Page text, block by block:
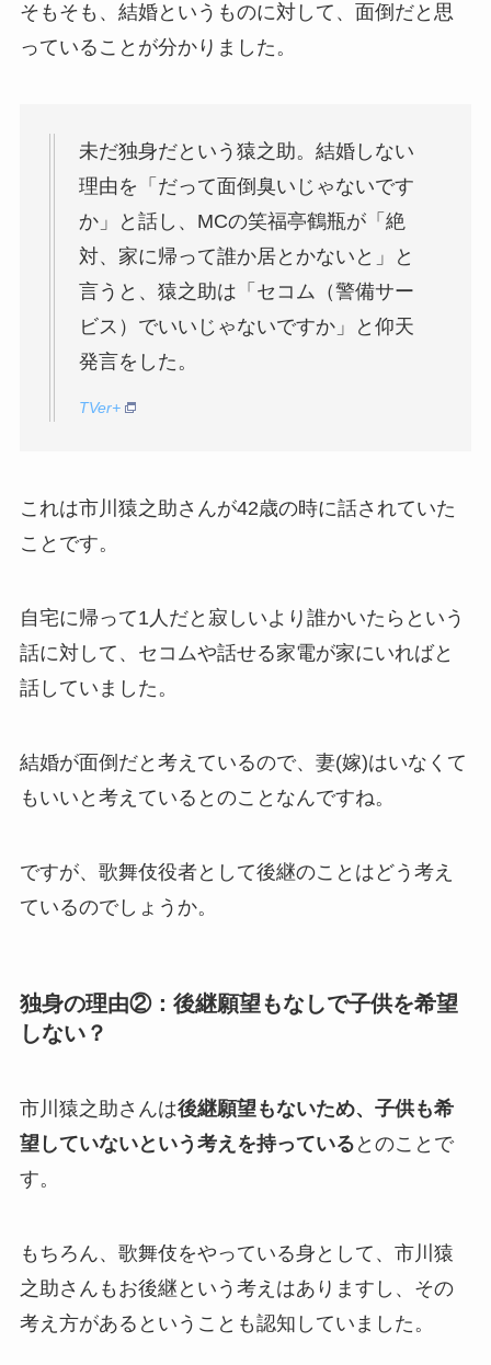
そもそも、結婚というものに対して、面倒だと思
っていることが分かりました。
未だ独身だという猿之助。結婚しない
理由を「だって面倒臭いじゃないです
か」と話し、MCの笑福亭鶴瓶が「絶
対、家に帰って誰か居とかないと」と
言うと、猿之助は「セコム（警備サー
ビス）でいいじゃないですか」と仰天
発言をした。
TVer+
これは市川猿之助さんが42歳の時に話されていた
ことです。
自宅に帰って1人だと寂しいより誰かいたらという
話に対して、セコムや話せる家電が家にいればと
話していました。
結婚が面倒だと考えているので、妻(嫁)はいなくて
もいいと考えているとのことなんですね。
ですが、歌舞伎役者として後継のことはどう考え
ているのでしょうか。
独身の理由②：後継願望もなしで子供を希望
しない？
市川猿之助さんは後継願望もないため、子供も希
望していないという考えを持っている とのことで
す。
もちろん、歌舞伎をやっている身として、市川猿
之助さんもお後継という考えはありますし、その
考え方があるということも認知していました。